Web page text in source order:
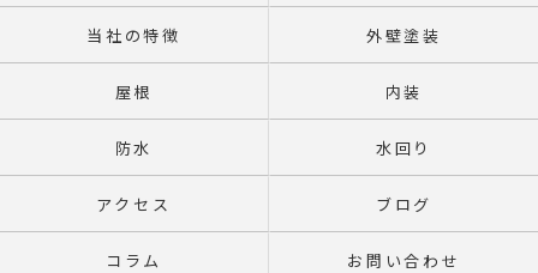
当社の特徴 外壁塗装
屋根 内装
防水 水回り
アクセス ブログ
コラム お問い合わせ